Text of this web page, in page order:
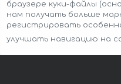
Авторские права ©
браузере куки-файлы
нам получать больше
регистрировать
улучшать навигацию на